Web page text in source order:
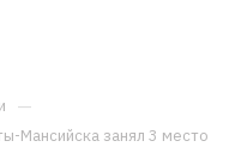
—
Мансийска занял 3 место